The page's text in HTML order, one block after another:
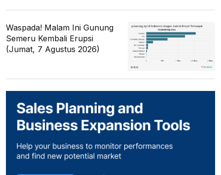
Waspada! Malam Ini Gunung
Semeru Kembali Erupsi
(Jumat, 7 Agustus 2026)